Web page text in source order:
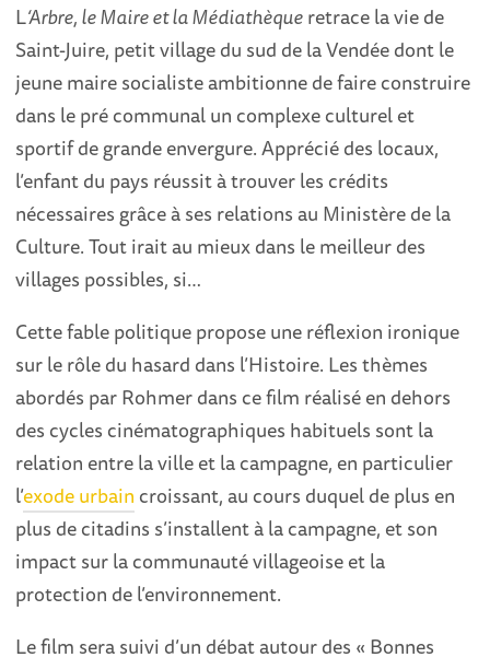
L‘Arbre, le Maire et la Médiathèqueretrace la vie de
Saint-Juire, petit village du sud de la Vendée dont le
jeune maire socialiste ambitionne de faire construire
dans le pré communal un complexe culturel et
sportif de grande envergure. Apprécié des locaux,
l’enfant du pays réussit à trouver les crédits
nécessaires grâce à ses relations au Ministère de la
Culture. Tout irait au mieux dans le meilleur des
villages possibles, si…
Cette fable politique propose une réflexion ironique
sur le rôle du hasard dans l’Histoire. Les thèmes
abordés par Rohmer dans ce film réalisé en dehors
des cycles cinématographiques habituels sont la
relation entre la ville et la campagne, en particulier
l’exode urbain croissant, au cours duquel de plus en
plus de citadins s’installent à la campagne, et son
impact sur la communauté villageoise et la
protection de l’environnement.
Le film sera suivi d’un débat autour des « Bonnes